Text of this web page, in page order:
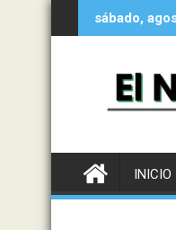
al
sábado,
INICIO